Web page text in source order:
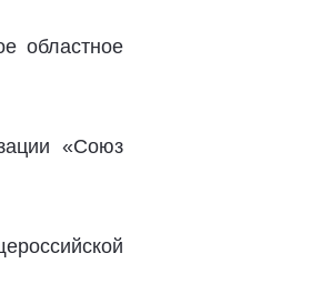
областное
«Союз